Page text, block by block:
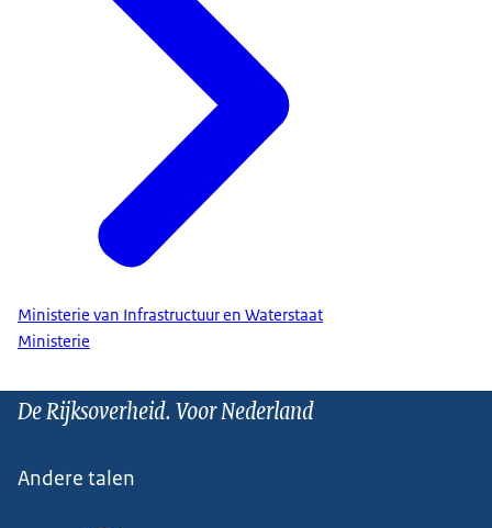
Ministerie van Infrastructuur en Waterstaat
Ministerie
De Rijksoverheid. Voor Nederland
Andere talen